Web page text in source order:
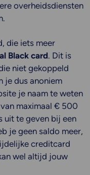
overheidsdiensten
die iets meer
Black card. Dit is
niet gekoppeld
je dus anoniem
je naam te weten
maximaal € 500
uit te geven bij een
je geen saldo meer,
creditcard
wel altijd jouw